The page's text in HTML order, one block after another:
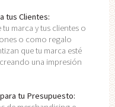
tus Clientes:
marca y tus clientes o
o como regalo
que tu marca esté
una impresión
tu Presupuesto: